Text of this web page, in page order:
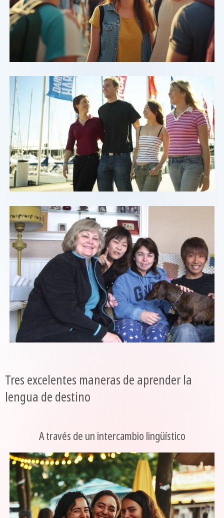
Tres excelentes maneras de aprender la
lengua de destino
A través de un intercambio lingüístico